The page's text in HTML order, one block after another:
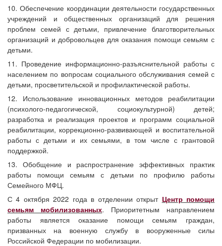
10. Обеспечение координации деятельности государственных
учреждений и общественных организаций для решения
проблем семей с детьми, привлечение благотворительных
организаций и добровольцев для оказания помощи семьям с
детьми.
11. Проведение информационно-разъяснительной работы с
населением по вопросам социального обслуживания семей с
детьми, просветительской и профилактической работы.
12. Использование инновационных методов реабилитации
(психолого-педагогической, социокультурной) детей;
разработка и реализация проектов и программ социальной
реабилитации, коррекционно-развивающей и воспитательной
работы с детьми и их семьями, в том числе с грантовой
поддержкой.
13. Обобщение и распространение эффективных практик
работы помощи семьям с детьми по профилю работы
Семейного МФЦ.
С 4 октября 2022 года в отделении открыт Центр помощи
семьям мобилизованных. Приоритетным направлением
работы является оказание помощи семьям граждан,
призванных на военную службу в вооруженные силы
Российской Федерации по мобилизации.